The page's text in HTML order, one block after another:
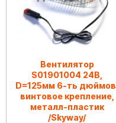
Вентилятор
S01901004 24В,
D=125мм 6-ть дюймов,
винтовое крепление,
металл-пластик
/Skyway/